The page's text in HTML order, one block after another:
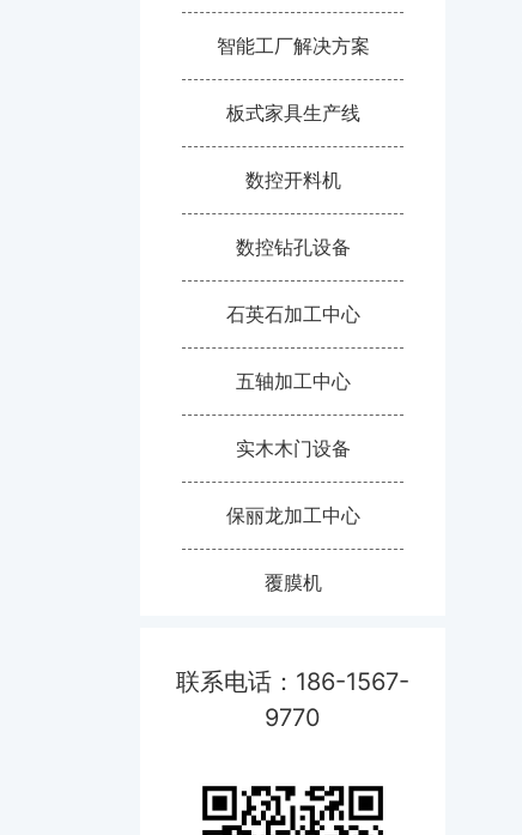
智能工厂解决方案
板式家具生产线
数控开料机
数控钻孔设备
石英石加工中心
五轴加工中心
实木木门设备
保丽龙加工中心
覆膜机
联系电话：186-1567-
9770